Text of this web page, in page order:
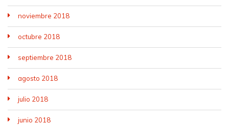
noviembre 2018
octubre 2018
septiembre 2018
agosto 2018
julio 2018
junio 2018